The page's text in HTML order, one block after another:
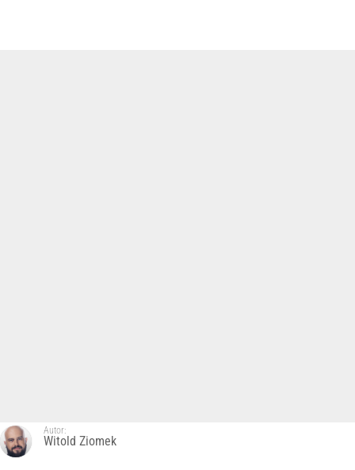
Autor:
Witold Ziomek